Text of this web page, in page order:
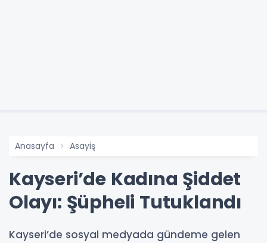
Anasayfa Asayiş
Kayseri’de Kadına Şiddet
Olayı: Şüpheli Tutuklandı
Kayseri’de sosyal medyada gündeme gelen